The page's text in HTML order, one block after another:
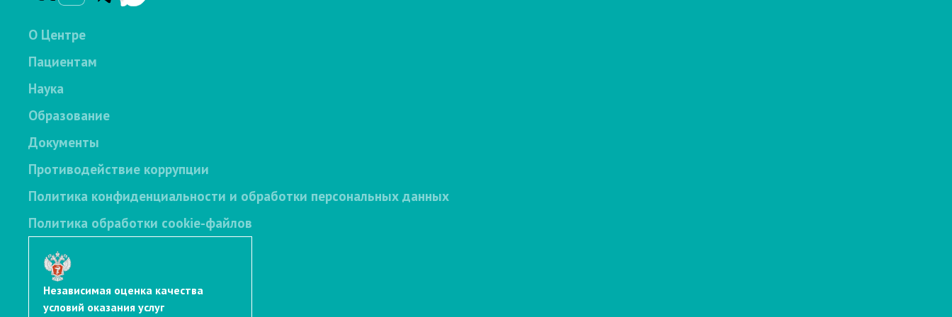
О Центре
Пациентам
Наука
Образование
Документы
Противодействие коррупции
Политика конфиденциальности и обработки персональных данных
Политика обработки cookie-файлов
Независимая оценка качества
условий оказания услуг